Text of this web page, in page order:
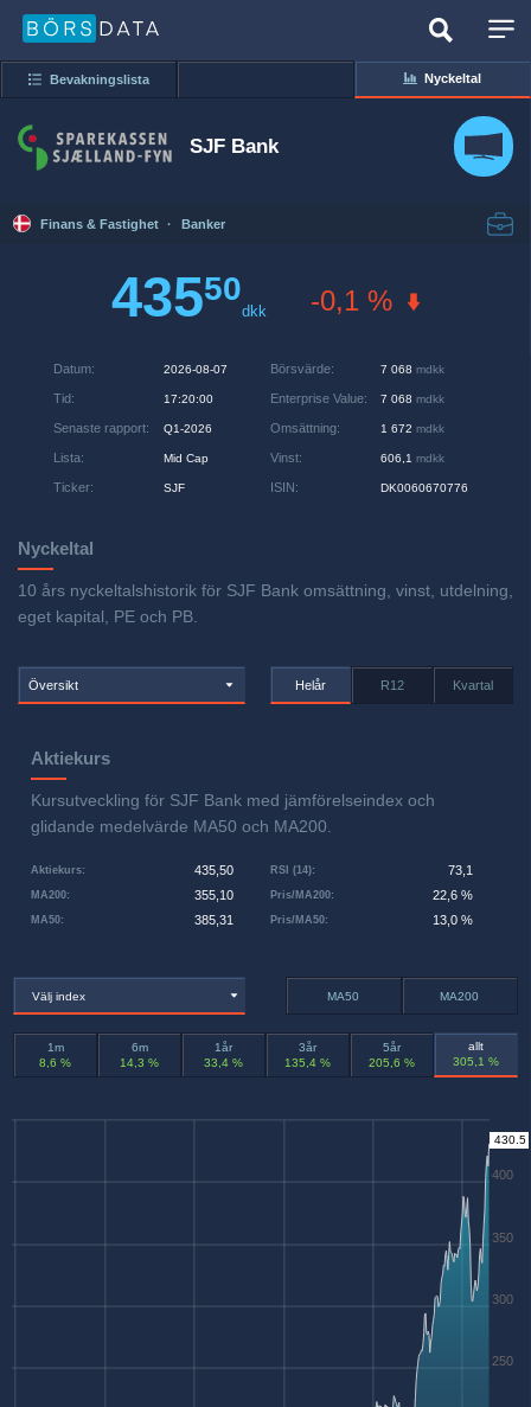
Bevakningslista Nyckeltal
SJF Bank
Finans & Fastighet · Banker
43550
dkk -0,1 %
Datum: 2026-08-07
Tid: 17:20:00
Senaste rapport: Q1-2026
Lista: Mid Cap
Ticker: SJF
Börsvärde: 7 068 mdkk
Enterprise Value: 7 068 mdkk
Omsättning: 1 672 mdkk
Vinst: 606,1 mdkk
ISIN: DK0060670776
Nyckeltal
10 års nyckeltalshistorik för SJF Bank omsättning, vinst, utdelning,
eget kapital, PE och PB.
Översikt Helår R12 Kvartal
Aktiekurs
Kursutveckling för SJF Bank med jämförelseindex och
glidande medelvärde MA50 och MA200.
Aktiekurs: 435,50
MA50: 385,31
MA200: 355,10 Pris/MA200: 22,6 %
RSI (14): 73,1
Pris/MA50: 13,0 %
Välj index MA50 MA200
1m
8,6 %
6m
14,3 %
1år
33,4 %
3år
135,4 %
5år
205,6 %
allt
305,1 %
250
300
350
400
430.5